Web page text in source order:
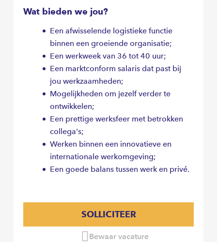
Wat bieden we jou?
Een afwisselende logistieke functie
binnen een groeiende organisatie;
Een werkweek van 36 tot 40 uur;
Een marktconform salaris dat past bij
jou werkzaamheden;
Mogelijkheden om jezelf verder te
ontwikkelen;
Een prettige werksfeer met betrokken
collega's;
Werken binnen een innovatieve en
internationale werkomgeving;
Een goede balans tussen werk en privé.
SOLLICITEER
Bewaar vacature